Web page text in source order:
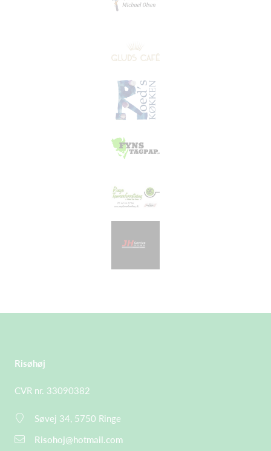
Risøhøj
CVR nr. 33090382
Søvej 34, 5750 Ringe
Risohoj@hotmail.com